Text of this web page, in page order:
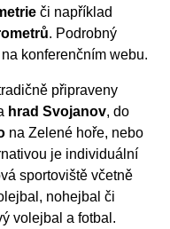
či například
. Podrobný
konferenčním webu.
připraveny
hrad Svojanov, do
na Zelené hoře, nebo
je individuální
sportoviště včetně
nohejbal či
volejbal a fotbal.